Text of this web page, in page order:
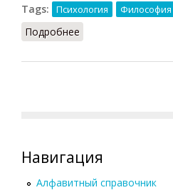
Tags:
Психология Философия
Подробнее
Навигация
Алфавитный справочник